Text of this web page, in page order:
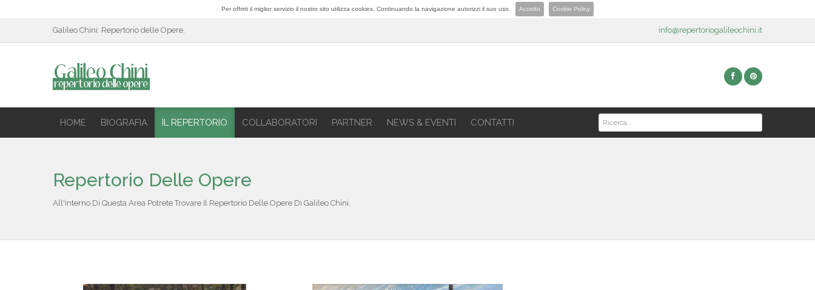
Per offrirti il miglior servizio il nostro sito utilizza cookies. Continuando la navigazione autorizzi il suo uso. Accetto Cookie Policy
Galileo Chini: Repertorio delle Opere. info@repertoriogalileochini.it
HOME BIOGRAFIA IL REPERTORIO COLLABORATORI PARTNER NEWS & EVENTI CONTATTI
Repertorio Delle Opere
All'interno Di Questa Area Potrete Trovare Il Repertorio Delle Opere Di Galileo Chini.